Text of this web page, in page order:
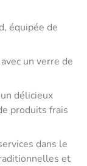
équipée de
un verre de
délicieux
produits frais
dans le
et